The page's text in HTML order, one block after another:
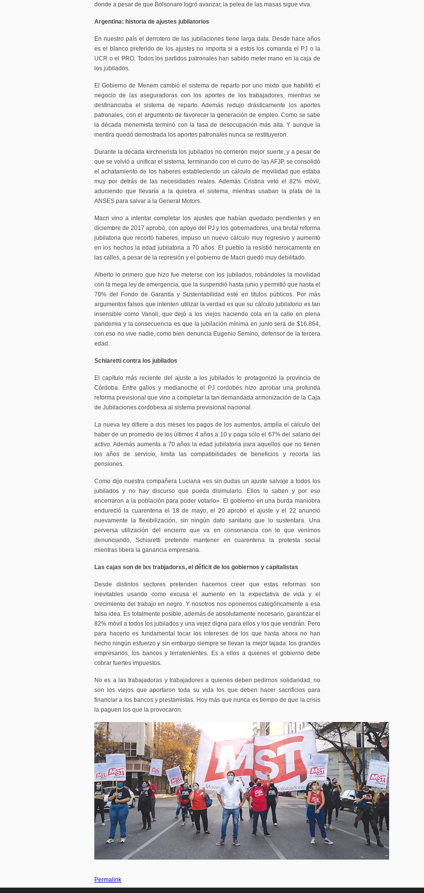
donde a pesar de que Bolsonaro logró avanzar, la pelea de las masas sigue viva.
Argentina: historia de ajustes jubilatorios
En nuestro país el derrotero de las jubilaciones tiene larga data. Desde hace años
es el blanco preferido de los ajustes no importa si a estos los comanda el PJ o la
UCR o el PRO. Todos los partidos patronales han sabido meter mano en la caja de
los jubilados.
El Gobierno de Menem cambió el sistema de reparto por uno mixto que habilitó el
negocio de las aseguradoras con los aportes de los trabajadores, mientras se
desfinanciaba el sistema de reparto. Además redujo drásticamente los aportes
patronales, con el argumento de favorecer la generación de empleo. Como se sabe
la década menemista terminó con la tasa de desocupación más alta. Y aunque la
mentira quedó demostrada los aportes patronales nunca se restituyeron.
Durante la década kirchnerista los jubilados no corrieron mejor suerte, y a pesar de
que se volvió a unificar el sistema, terminando con el curro de las AFJP, se consolidó
el achatamiento de los haberes estableciendo un cálculo de movilidad que estaba
muy por detrás de las necesidades reales. Además Cristina vetó el 82% móvil,
aduciendo que llevaría a la quiebra el sistema, mientras usaban la plata de la
ANSES para salvar a la General Motors.
Macri vino a intentar completar los ajustes que habían quedado pendientes y en
diciembre de 2017 aprobó, con apoyo del PJ y los gobernadores, una brutal reforma
jubilatoria que recortó haberes, impuso un nuevo cálculo muy regresivo y aumentó
en los hechos la edad jubilatoria a 70 años. El pueblo la resistió heroicamente en
las calles, a pesar de la represión y el gobierno de Macri quedó muy debilitado.
Alberto lo primero que hizo fue meterse con los jubilados, robándoles la movilidad
con la mega ley de emergencia, que la suspendió hasta junio y permitió que hasta el
70% del Fondo de Garantía y Sustentabilidad esté en títulos públicos. Por más
argumentos falsos que intenten utilizar la verdad es que su cálculo jubilatorio es tan
insensible como Vanoli, que dejó a los viejos haciendo cola en la calle en plena
pandemia y la consecuencia es que la jubilación mínima en junio será de $16.864,
con eso no vive nadie, como bien denuncia Eugenio Semino, defensor de la tercera
edad.
Schiaretti contra los jubilados
El capítulo más reciente del ajuste a los jubilados lo protagonizó la provincia de
Córdoba. Entre gallos y medianoche el PJ cordobés hizo aprobar una profunda
reforma previsional que vino a completar la tan demandada armonización de la Caja
de Jubilaciones cordobesa al sistema previsional nacional.
La nueva ley difiere a dos meses los pagos de los aumentos, amplía el cálculo del
haber de un promedio de los últimos 4 años a 10 y paga sólo el 67% del salario del
activo. Además aumenta a 70 años la edad jubilatoria para aquellos que no tienen
los años de servicio, limita las compatibilidades de beneficios y recorta las
pensiones.
Como dijo nuestra compañera Luciana «es sin dudas un ajuste salvaje a todos los
jubilados y no hay discurso que pueda disimularlo. Ellos lo saben y por eso
encerraron a la población para poder votarlo». El gobierno en una burda maniobra
endureció la cuarentena el 18 de mayo, el 20 aprobó el ajuste y el 22 anunció
nuevamente la flexibilización, sin ningún dato sanitario que lo sustentara. Una
perversa utilización del encierro que va en consonancia con lo que venimos
denunciando, Schiaretti pretende mantener en cuarentena la protesta social
mientras libera la ganancia empresaria.
Las cajas son de lxs trabjadorxs, el déficit de los gobiernos y capitalistas
Desde distintos sectores pretenden hacernos creer que estas reformas son
inevitables usando como excusa el aumento en la expectativa de vida y el
crecimiento del trabajo en negro. Y nosotros nos oponemos categóricamente a esa
falsa idea. Es totalmente posible, además de absolutamente necesario, garantizar el
82% móvil a todos los jubilados y una vejez digna para ellos y los que vendrán. Pero
para hacerlo es fundamental tocar los intereses de los que hasta ahora no han
hecho ningún esfuerzo y sin embargo siempre se llevan la mejor tajada: los grandes
empresarios, los bancos y terratenientes. Es a ellos a quienes el gobierno debe
cobrar fuertes impuestos.
No es a las trabajadoras y trabajadores a quienes deben pedirnos solidaridad, no
son los viejos que aportaron toda su vida los que deben hacer sacrificios para
financiar a los bancos y prestamistas. Hoy más que nunca es tiempo de que la crisis
la paguen los que la provocaron.
Permalink